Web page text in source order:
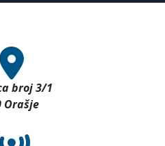
broj 3/1
Orašje